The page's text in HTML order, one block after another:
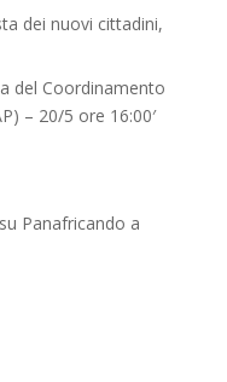
dei nuovi cittadini,
del Coordinamento
– 20/5 ore 16:00′
su Panafricando a